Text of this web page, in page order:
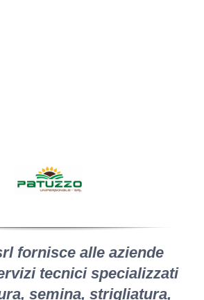
fornisce alle aziende
tecnici specializzati
semina, strigliatura,